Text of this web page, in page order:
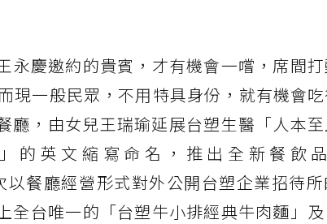
永慶邀約的貴賓，才有機會一嚐，席間
現一般民眾，不用特具身份，就有機會
廳，由女兒王瑞瑜延展台塑生醫「人本
的英文縮寫命名，推出全新餐飲
餐廳經營形式對外公開台塑企業招待
台唯一的「台塑牛小排經典牛肉麵」